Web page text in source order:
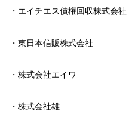
・エイチエス債権回収株式会社
・東日本信販株式会社
・株式会社エイワ
・株式会社雄